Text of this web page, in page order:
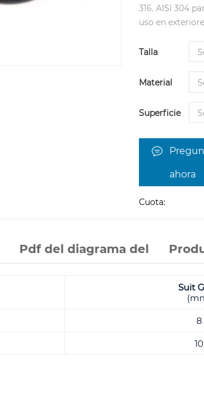
316. AISI 304
uso en
Talla
Material
Superficie
ahora
Cuota:
Pdf del diagrama del
Suit
8
10